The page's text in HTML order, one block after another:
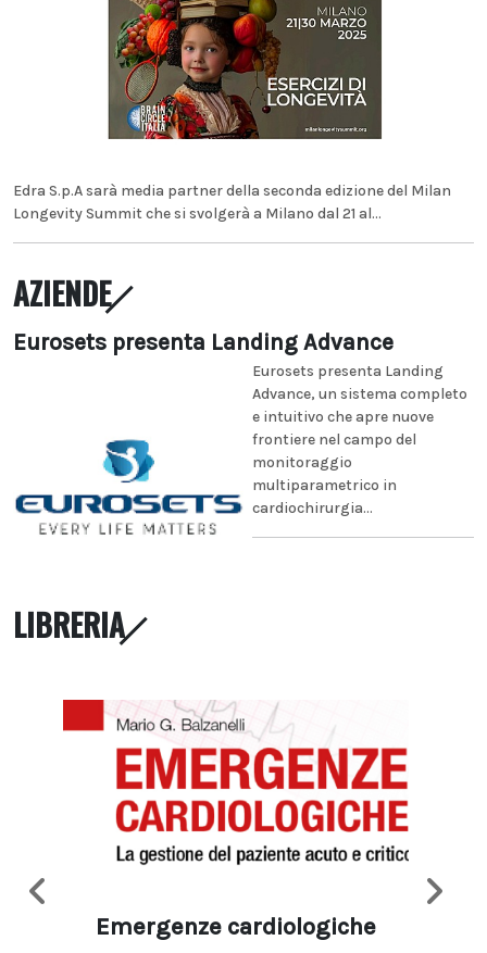
Edra S.p.A sarà media partner della seconda edizione del Milan
Longevity Summit che si svolgerà a Milano dal 21 al...
AZIENDE
Eurosets presenta Landing Advance
Eurosets presenta Landing
Advance, un sistema completo
e intuitivo che apre nuove
frontiere nel campo del
monitoraggio
multiparametrico in
cardiochirurgia...
LIBRERIA
Emergenze cardiologiche